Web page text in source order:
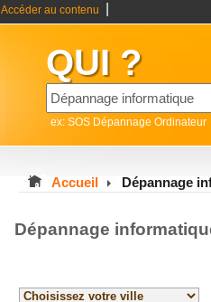
Accéder au contenu
QUI ?
ex: SOS Dépannage Ordinateur
Accueil Dépannage
Dépannage